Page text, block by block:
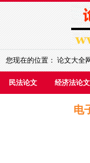
您现在的位置：论文大全
民法论文 经济法论文
电